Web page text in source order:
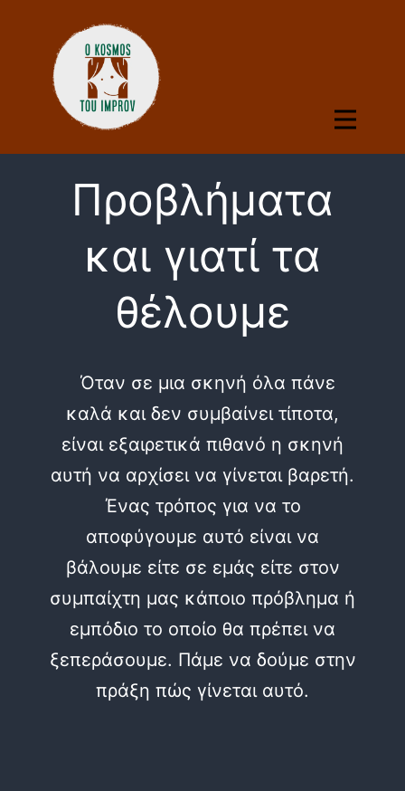
Προβλήματα
και γιατί τα
θέλουμε
Όταν σε μια σκηνή όλα πάνε
καλά και δεν συμβαίνει τίποτα,
είναι εξαιρετικά πιθανό η σκηνή
αυτή να αρχίσει να γίνεται βαρετή.
Ένας τρόπος για να το
αποφύγουμε αυτό είναι να
βάλουμε είτε σε εμάς είτε στον
συμπαίχτη μας κάποιο πρόβλημα ή
εμπόδιο το οποίο θα πρέπει να
ξεπεράσουμε. Πάμε να δούμε στην
πράξη πώς γίνεται αυτό.